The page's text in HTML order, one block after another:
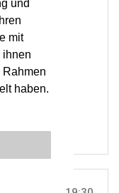
und
mit
ihnen
Rahmen
haben.